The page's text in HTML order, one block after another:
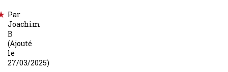
Par
Joachim
B
(Ajouté
le
27/03/2025)